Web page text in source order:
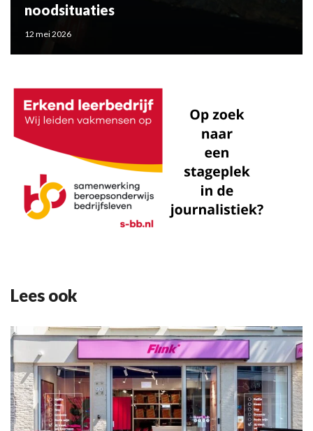
noodsituaties
12 mei 2026
Lees ook